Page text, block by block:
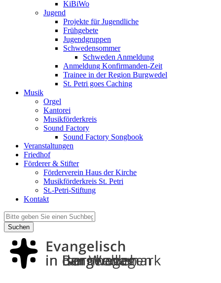
KiBiWo
Jugend
Projekte für Jugendliche
Frühgebete
Jugendgruppen
Schwedensommer
Schweden Anmeldung
Anmeldung Konfirmanden-Zeit
Trainee in der Region Burgwedel
St. Petri goes Caching
Musik
Orgel
Kantorei
Musikförderkreis
Sound Factory
Sound Factory Songbook
Veranstaltungen
Friedhof
Förderer & Stifter
Förderverein Haus der Kirche
Musikförderkreis St. Petri
St.-Petri-Stiftung
Kontakt
Suchen